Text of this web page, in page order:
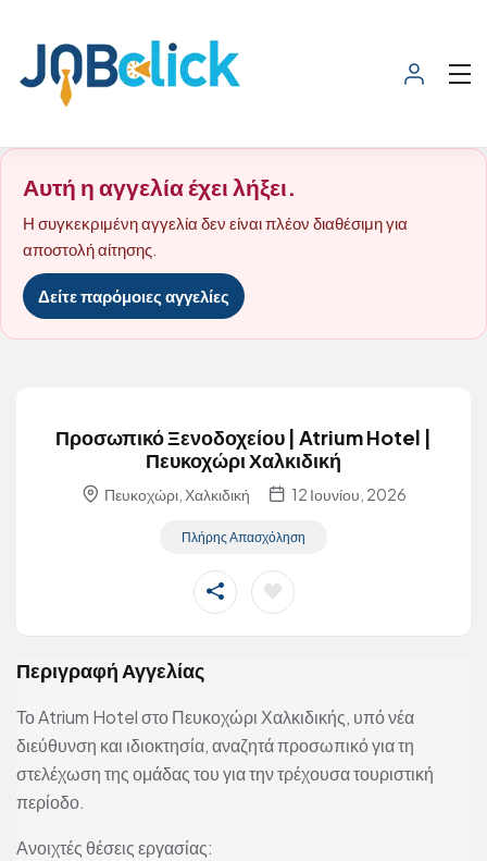
Αυτή η αγγελία έχει λήξει.
Η συγκεκριμένη αγγελία δεν είναι πλέον διαθέσιμη για
αποστολή αίτησης.
Δείτε παρόμοιες αγγελίες
Προσωπικό Ξενοδοχείου | Atrium Hotel |
Πευκοχώρι Χαλκιδική
Πευκοχώρι, Χαλκιδική 12 Ιουνίου, 2026
Πλήρης Απασχόληση
Περιγραφή Αγγελίας
Το Atrium Hotel στο Πευκοχώρι Χαλκιδικής, υπό νέα
διεύθυνση και ιδιοκτησία, αναζητά προσωπικό για τη
στελέχωση της ομάδας του για την τρέχουσα τουριστική
περίοδο.
Ανοιχτές θέσεις εργασίας: